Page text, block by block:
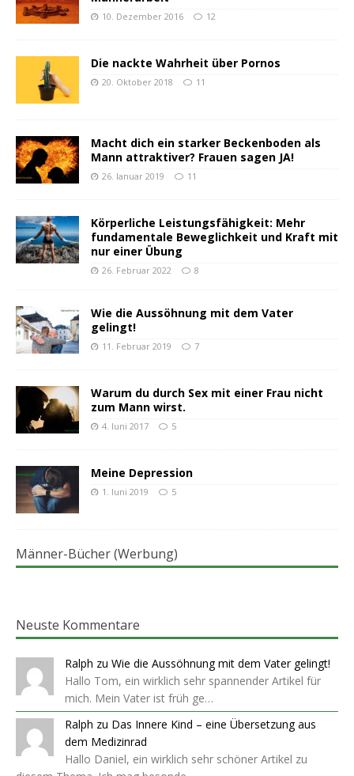
10. Dezember 2016 12
Die nackte Wahrheit über Pornos
20. Oktober 2018 11
Macht dich ein starker Beckenboden als
Mann attraktiver? Frauen sagen JA!
26. Januar 2019 11
Körperliche Leistungsfähigkeit: Mehr
fundamentale Beweglichkeit und Kraft mit
nur einer Übung
26. Februar 2022 8
Wie die Aussöhnung mit dem Vater
gelingt!
11. Februar 2019 7
Warum du durch Sex mit einer Frau nicht
zum Mann wirst.
4. Juni 2017 5
Meine Depression
1. Juni 2019 5
Männer-Bücher (Werbung)
Neuste Kommentare
Ralph zu Wie die Aussöhnung mit dem Vater gelingt!
Hallo Tom, ein wirklich sehr spannender Artikel für
mich. Mein Vater ist früh ge…
Ralph zu Das Innere Kind – eine Übersetzung aus
dem Medizinrad
Hallo Daniel, ein wirklich sehr schöner Artikel zu